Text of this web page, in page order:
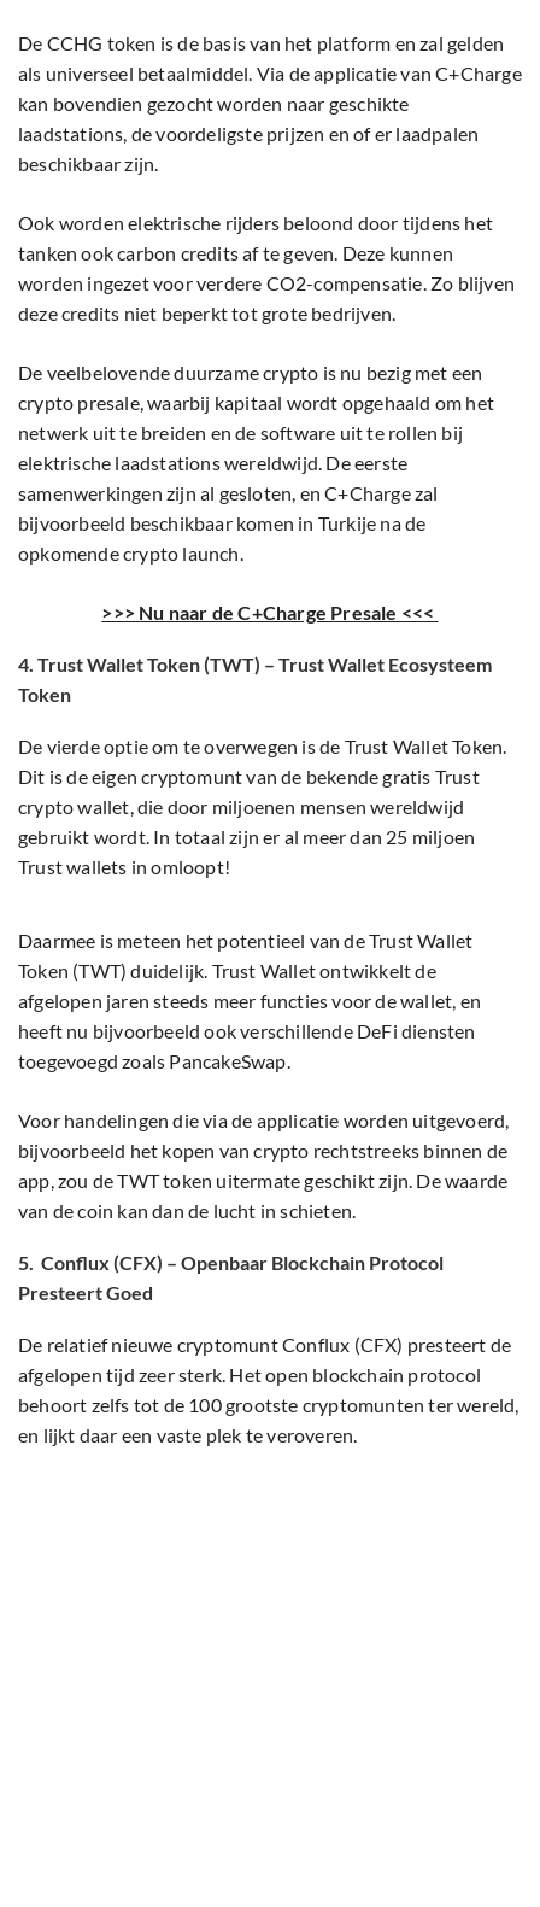
De CCHG token is de basis van het platform en zal gelden
als universeel betaalmiddel. Via de applicatie van C+Charge
kan bovendien gezocht worden naar geschikte
laadstations, de voordeligste prijzen en of er laadpalen
beschikbaar zijn.
Ook worden elektrische rijders beloond door tijdens het
tanken ook carbon credits af te geven. Deze kunnen
worden ingezet voor verdere CO2-compensatie. Zo blijven
deze credits niet beperkt tot grote bedrijven.
De veelbelovende duurzame crypto is nu bezig met een
crypto presale, waarbij kapitaal wordt opgehaald om het
netwerk uit te breiden en de software uit te rollen bij
elektrische laadstations wereldwijd. De eerste
samenwerkingen zijn al gesloten, en C+Charge zal
bijvoorbeeld beschikbaar komen in Turkije na de
opkomende crypto launch.
>>> Nu naar de C+Charge Presale <<<
4. Trust Wallet Token (TWT) – Trust Wallet Ecosysteem
Token
De vierde optie om te overwegen is de Trust Wallet Token.
Dit is de eigen cryptomunt van de bekende gratis Trust
crypto wallet, die door miljoenen mensen wereldwijd
gebruikt wordt. In totaal zijn er al meer dan 25 miljoen
Trust wallets in omloopt!
Daarmee is meteen het potentieel van de Trust Wallet
Token (TWT) duidelijk. Trust Wallet ontwikkelt de
afgelopen jaren steeds meer functies voor de wallet, en
heeft nu bijvoorbeeld ook verschillende DeFi diensten
toegevoegd zoals PancakeSwap.
Voor handelingen die via de applicatie worden uitgevoerd,
bijvoorbeeld het kopen van crypto rechtstreeks binnen de
app, zou de TWT token uitermate geschikt zijn. De waarde
van de coin kan dan de lucht in schieten.
5. Conflux (CFX) – Openbaar Blockchain Protocol
Presteert Goed
De relatief nieuwe cryptomunt Conflux (CFX) presteert de
afgelopen tijd zeer sterk. Het open blockchain protocol
behoort zelfs tot de 100 grootste cryptomunten ter wereld,
en lijkt daar een vaste plek te veroveren.